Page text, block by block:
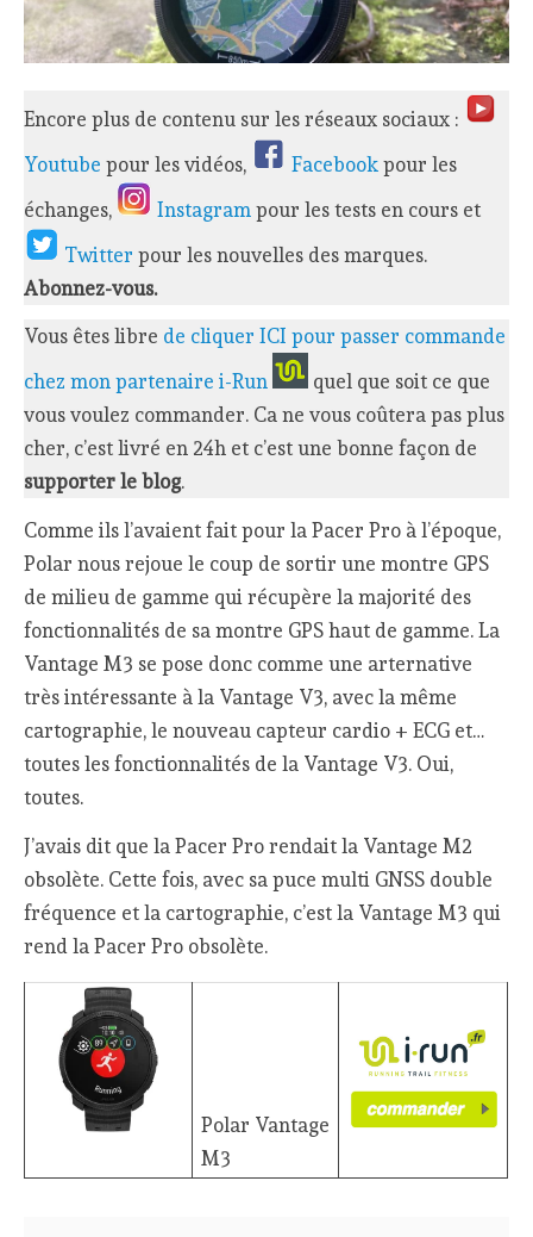
Encore plus de contenu sur les réseaux sociaux :
Youtube pour les vidéos, Facebookpour les
échanges,
Instagrampour les tests en cours et
Twitterpour les nouvelles des marques.
Abonnez-vous.
Vous êtes libre de cliquer ICI pour passer commande
chez mon partenaire i-Run
quel que soit ce que
vous voulez commander. Ca ne vous coûtera pas plus
cher, c’est livré en 24h et c’est une bonne façon de
supporter le blog.
Comme ils l’avaient fait pour la Pacer Pro à l’époque,
Polar nous rejoue le coup de sortir une montre GPS
de milieu de gamme qui récupère la majorité des
fonctionnalités de sa montre GPS haut de gamme. La
Vantage M3 se pose donc comme une arternative
très intéressante à la Vantage V3, avec la même
cartographie, le nouveau capteur cardio + ECG et…
toutes les fonctionnalités de la Vantage V3. Oui,
toutes.
J’avais dit que la Pacer Pro rendait la Vantage M2
obsolète. Cette fois, avec sa puce multi GNSS double
fréquence et la cartographie, c’est la Vantage M3 qui
rend la Pacer Pro obsolète.
Polar Vantage
M3